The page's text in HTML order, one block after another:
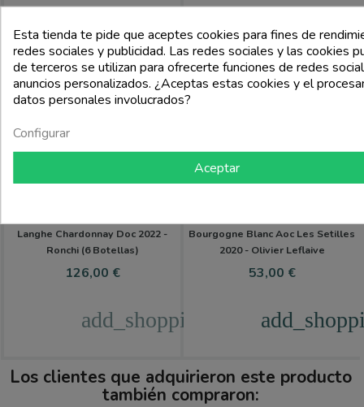
Langhe Chardonnay Doc 2022 -
Ronchi (6 Botellas)
Precio
126,00 €
add_shopping_cart
PACK
Bourgogne Blanc Aoc Les Setilles
2020 - Olivier Leflaive
Precio
53,00 €
Los clientes que adquirieron este producto
también compraron:
Esta tienda te pide que aceptes cookies para fines de
redes sociales y publicidad. Las redes sociales y las cookies
de terceros se utilizan para ofrecerte funciones de redes
anuncios personalizados. ¿Aceptas estas cookies y el
datos personales involucrados?
Configurar
Aceptar